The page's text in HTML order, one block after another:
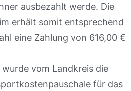
ausbezahlt werde. Die
erhält somit entsprechend
eine Zahlung von 616,00 €
wurde vom Landkreis die
für das